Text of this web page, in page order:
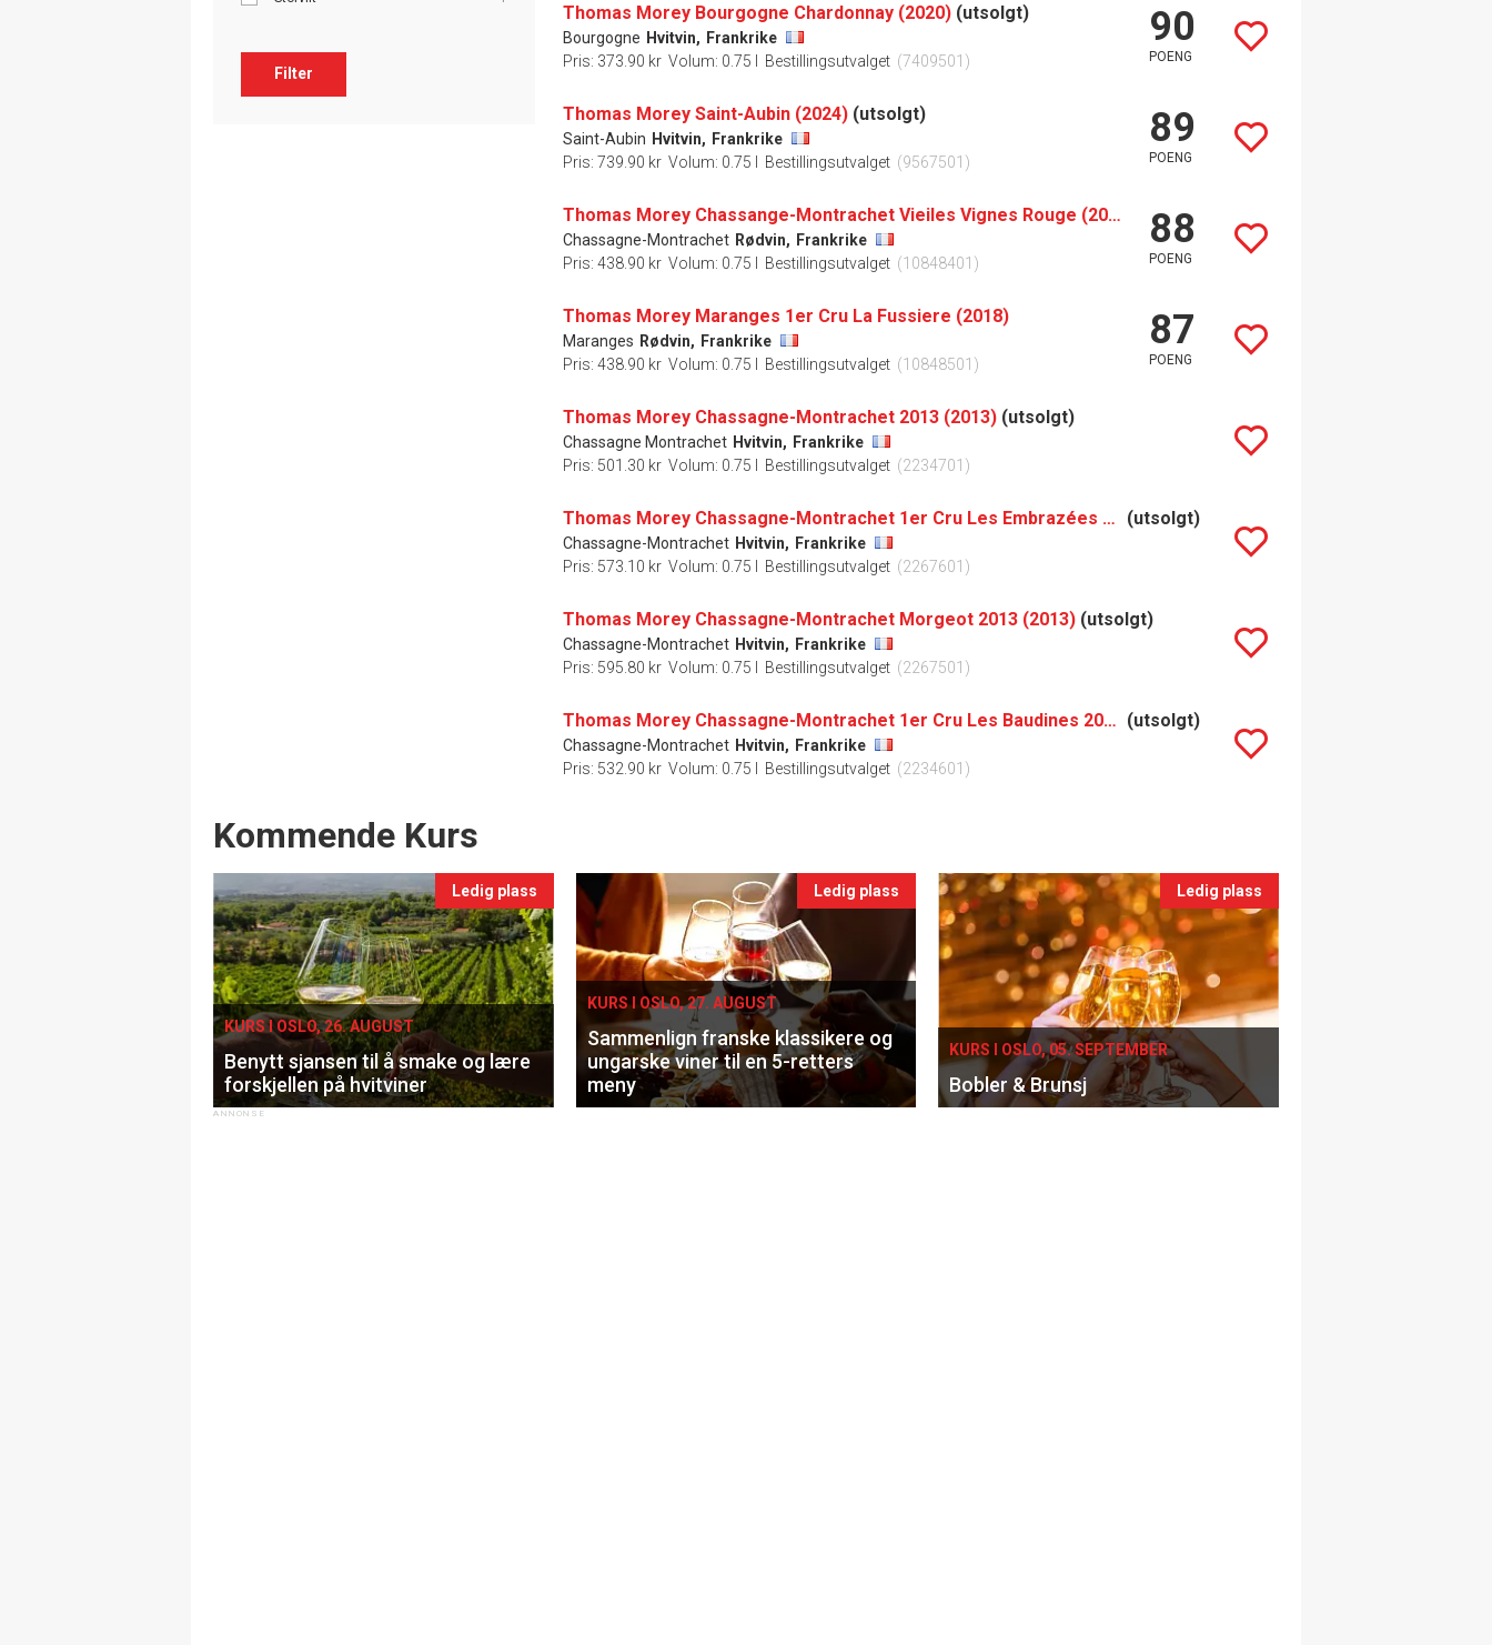
Filter
Thomas Morey Bourgogne Chardonnay (2020) (utsolgt)
Bourgogne Hvitvin, Frankrike
Pris: 373.90 kr Volum: 0.75 l Bestillingsutvalget (7409501)
90
POENG
Thomas Morey Saint-Aubin (2024) (utsolgt)
Saint-Aubin Hvitvin, Frankrike
Pris: 739.90 kr Volum: 0.75 l Bestillingsutvalget (9567501)
89
POENG
Thomas Morey Chassange-Montrachet Vieiles Vignes Rouge (2018)
Chassagne-Montrachet Rødvin, Frankrike
Pris: 438.90 kr Volum: 0.75 l Bestillingsutvalget (10848401)
88
POENG
Thomas Morey Maranges 1er Cru La Fussiere (2018)
Maranges Rødvin, Frankrike
Pris: 438.90 kr Volum: 0.75 l Bestillingsutvalget (10848501)
87
POENG
Thomas Morey Chassagne-Montrachet 2013 (2013) (utsolgt)
Chassagne Montrachet Hvitvin, Frankrike
Pris: 501.30 kr Volum: 0.75 l Bestillingsutvalget (2234701)
Thomas Morey Chassagne-Montrachet 1er Cru Les Embrazées 2013 (2013) (utsolgt)
Chassagne-Montrachet Hvitvin, Frankrike
Pris: 573.10 kr Volum: 0.75 l Bestillingsutvalget (2267601)
Thomas Morey Chassagne-Montrachet Morgeot 2013 (2013) (utsolgt)
Chassagne-Montrachet Hvitvin, Frankrike
Pris: 595.80 kr Volum: 0.75 l Bestillingsutvalget (2267501)
Thomas Morey Chassagne-Montrachet 1er Cru Les Baudines 2013 (2013) (utsolgt)
Chassagne-Montrachet Hvitvin, Frankrike
Pris: 532.90 kr Volum: 0.75 l Bestillingsutvalget (2234601)
Events
Kommende Kurs
Ledig plass
KURS I OSLO, 26. AUGUST
Benytt sjansen til å smake og lære
forskjellen på hvitviner
Ledig plass
KURS I OSLO, 27. AUGUST
Sammenlign franske klassikere og
ungarske viner til en 5-retters
meny
Ledig plass
KURS I OSLO, 05. SEPTEMBER
Bobler & Brunsj